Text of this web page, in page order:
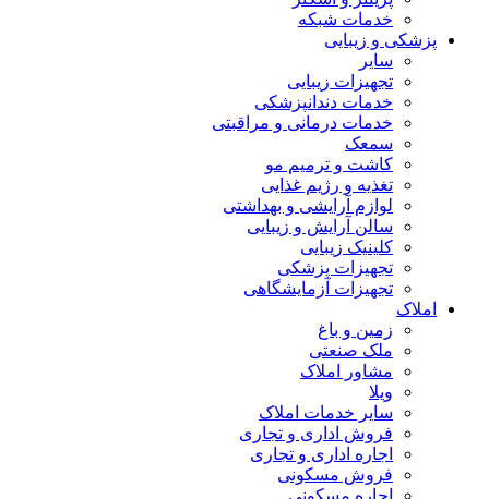
خدمات شبکه
پزشکی و زیبایی
سایر
تجهیزات زیبایی
خدمات دندانپزشکی
خدمات درمانی و مراقبتی
سمعک
کاشت و ترمیم مو
تغذیه و رژیم غذایی
لوازم آرایشی و بهداشتی
سالن آرایش و زیبایی
کلینیک زیبایی
تجهیزات پزشکی
تجهیزات آزمایشگاهی
املاک
زمین و باغ
ملک صنعتی
مشاور املاک
ویلا
سایر خدمات املاک
فروش اداری و تجاری
اجاره اداری و تجاری
فروش مسکونی